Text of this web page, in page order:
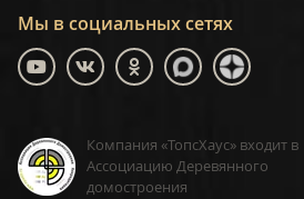
Мы в социальных сетях
Компания «ТопсХаус» входит в
Ассоциацию Деревянного
домостроения